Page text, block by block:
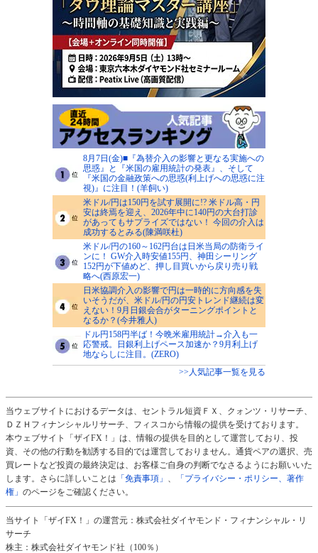
8月7日(金)■『為替介入の影響と更なる実施への
思惑』と『米国の雇用統計の発表』、そして
『米国の金融政策への思惑(利上げへの思惑に注
視)』に注目！(羊飼い)
米ドル/円は150円を試す展開に!? 米ドル高・円
安は終焉を迎え、2026年中に140円の大台打診
があってもサプライズではない！ 今回の介入は
成功するとみる(陳満咲杜)
米ドル/円の160～162円台は日米当局の防衛ライ
ンに！ GW介入時安値155円、神田シーリング
152円が下値めど、押し目買いから戻り売り戦
略へ(西原宏一)
日米協調介入の影響で円は一時的に方向感を失
いそうだが、米ドル/円の円安トレンド継続は変
えない！9月日銀会合がターニングポイントと
なるか？(今井雅人)
ドル円158円半ば！今晩米雇用統計→介入も一
応警戒。日銀利上げペース加速か？9月利上げ
地ならしに注目。(ZERO)
>>人気記事一覧を見る
当ウェブサイトにおけるデータは、セントラル短資ＦＸ、クォンツ・リサーチ、
ＤＺＨフィナンシャルリサーチ、フィスコから情報の提供を受けております。
本ウェブサイト「ザイFX！」は、情報の提供を目的として運営しており、投
資、その他の行動を勧誘する目的では運営しておりません。通貨ペアの選択、売
買レートなど投資の最終決定は、お客様ご自身の判断でなさるようにお願いいた
します。さらに詳しいことは 「免責事項」 、
「プライバシー・ポリシー、著作
権」 のページをご確認ください。
当サイト「ザイFX！」の運営元：株式会社ダイヤモンド・フィナンシャル・リ
サーチ
株主：株式会社ダイヤモンド社（100％）